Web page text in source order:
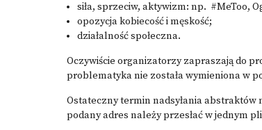
siła, sprzeciw, aktywizm: np. #MeToo,
opozycja kobiecość i męskość;
działalność społeczna.
Oczywiście organizatorzy zapraszają do
problematyka nie została wymieniona w
Ostateczny termin nadsyłania abstraktów
podany adres należy przesłać w jednym